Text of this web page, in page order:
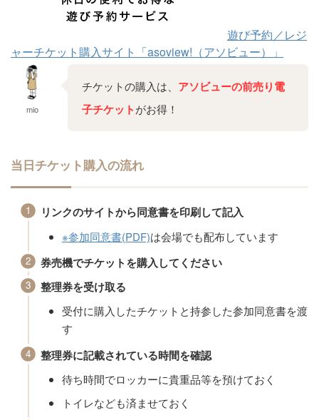
遊び予約／レジ
ャーチケット購入サイト「asoview!（アソビュー）」
mio
チケットの購入は、 アソビューの前売り電
子チケットがお得！
当日チケット購入の流れ
リンクのサイトから同意書を印刷して記入
※参加同意書(PDF)は会場でも配布しています
券売機でチケットを購入してください
整理券を受け取る
受付に購入したチケットと持参した参加同意書を渡
す
整理券に記載されている時間を確認
待ち時間でロッカーに貴重品等を預けておく
トイレなども済ませておく